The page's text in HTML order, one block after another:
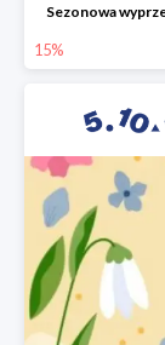
Sezonowa
15%